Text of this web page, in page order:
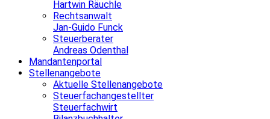
Hartwin Räuchle
Rechtsanwalt
Jan-Guido Funck
Steuerberater
Andreas Odenthal
Mandantenportal
Stellenangebote
Aktuelle Stellenangebote
Steuerfachangestellter
Steuerfachwirt